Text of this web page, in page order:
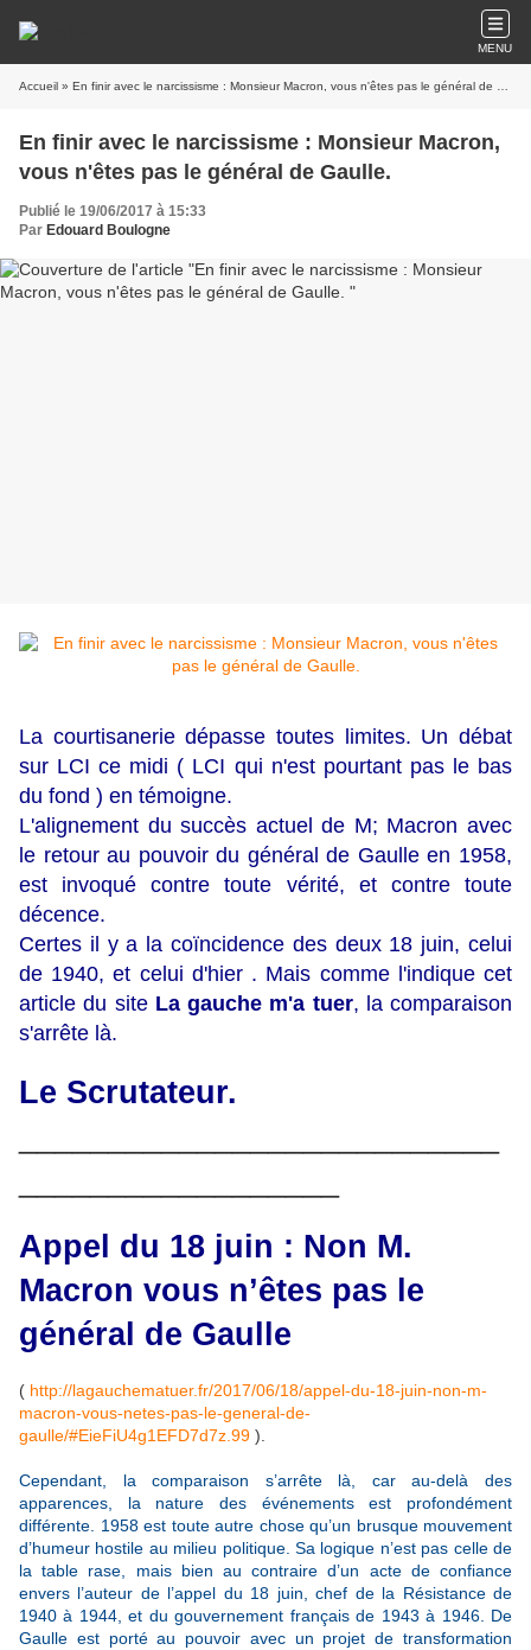
MENU
Accueil » En finir avec le narcissisme : Monsieur Macron, vous n'êtes pas le général de Gaulle.
En finir avec le narcissisme : Monsieur Macron,
vous n'êtes pas le général de Gaulle.
Publié le 19/06/2017 à 15:33
Par Edouard Boulogne
La courtisanerie dépasse toutes limites. Un débat
sur LCI ce midi ( LCI qui n'est pourtant pas le bas
du fond ) en témoigne.
L'alignement du succès actuel de M; Macron avec
le retour au pouvoir du général de Gaulle en 1958,
est invoqué contre toute vérité, et contre toute
décence.
Certes il y a la coïncidence des deux 18 juin, celui
de 1940, et celui d'hier . Mais comme l'indique cet
article du site La gauche m'a tuer, la comparaison
s'arrête là.
Le Scrutateur.
Appel du 18 juin : Non M.
Macron vous n’êtes pas le
général de Gaulle
( http://lagauchematuer.fr/2017/06/18/appel-du-18-juin-non-m-
macron-vous-netes-pas-le-general-de-
gaulle/#EieFiU4g1EFD7d7z.99 ).
Cependant, la comparaison s’arrête là, car au-delà des
apparences, la nature des événements est profondément
différente. 1958 est toute autre chose qu’un brusque mouvement
d’humeur hostile au milieu politique. Sa logique n’est pas celle de
la table rase, mais bien au contraire d’un acte de confiance
envers l’auteur de l’appel du 18 juin, chef de la Résistance de
1940 à 1944, et du gouvernement français de 1943 à 1946. De
Gaulle est porté au pouvoir avec un projet de transformation